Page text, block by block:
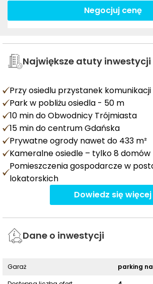
Negocjuj cenę
Największe atuty inwestycji
Przy osiedlu przystanek
Park w pobliżu osiedla - 50 m
10 min do Obwodnicy Trójmiasta
15 min do centrum Gdańska
Prywatne ogrody nawet do 433 m²
Kameralne osiedle – tylko 8 domów
Pomieszczenia gospodarcze w
lokatorskich
Dowiedz się więcej
Dane o inwestycji
Garaż
parking